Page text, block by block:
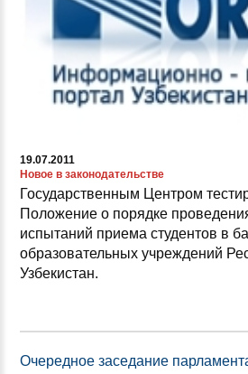
19.07.2011
Новое в законодательстве
Государственным Центром
Положение о порядке
испытаний приема студентов в
образовательных учреждений
Узбекистан.
Очередное заседание